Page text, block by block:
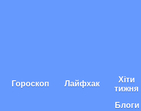
Гороскоп Лайфхак Хіти
тижня
Блоги